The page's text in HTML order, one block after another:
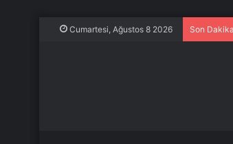
Cumartesi, Ağustos 8 2026 Son